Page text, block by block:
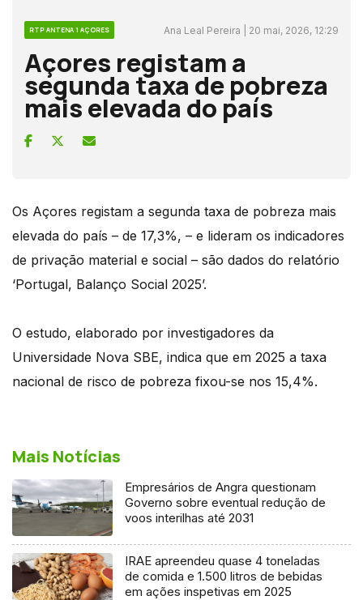
RTP ANTENA 1 AÇORES Ana Leal Pereira | 20 mai, 2026, 12:29
Açores registam a
segunda taxa de pobreza
mais elevada do país
Os Açores registam a segunda taxa de pobreza mais
elevada do país – de 17,3%, – e lideram os indicadores
de privação material e social – são dados do relatório
‘Portugal, Balanço Social 2025’.
O estudo, elaborado por investigadores da
Universidade Nova SBE, indica que em 2025 a taxa
nacional de risco de pobreza fixou-se nos 15,4%.
Mais Notícias
Empresários de Angra questionam
Governo sobre eventual redução de
voos interilhas até 2031
IRAE apreendeu quase 4 toneladas
de comida e 1.500 litros de bebidas
em ações inspetivas em 2025